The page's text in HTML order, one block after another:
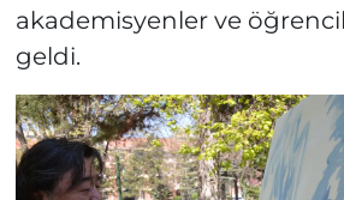
akademisyenler ve
geldi.